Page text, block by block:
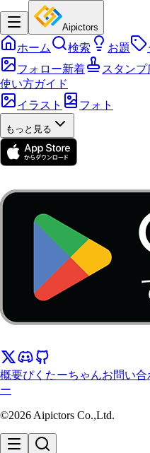
Aipictors
ホーム 検索 お題
フォロー新着
スタンプ
使い方ガイド
イラスト
フォト
もっと見る
概要ぴくたーちゃんお問い合
ー
©2026 Aipictors Co.,Ltd.